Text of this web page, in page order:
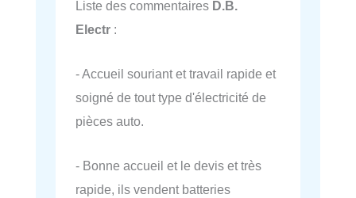
Liste des commentaires D.B.
Electr :
- Accueil souriant et travail rapide et
soigné de tout type d'électricité de
pièces auto.
- Bonne accueil et le devis et très
rapide, ils vendent batteries